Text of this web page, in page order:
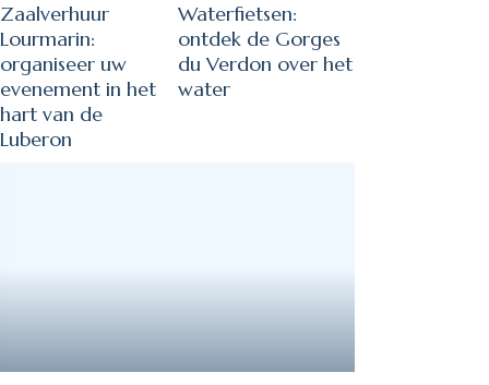
Zaalverhuur
Lourmarin:
organiseer uw
evenement in het
hart van de
Luberon
Waterfietsen:
ontdek de Gorges
du Verdon over het
water